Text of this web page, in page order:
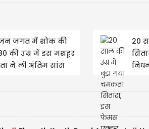
जगत में शोक की
की उम्र में इस मशहूर
ने ली अंतिम सांस
20